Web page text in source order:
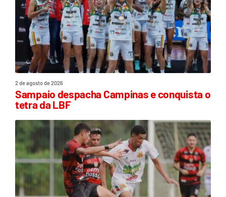
2 de agosto de 2026
Sampaio despacha Campinas e conquista o
tetra da LBF